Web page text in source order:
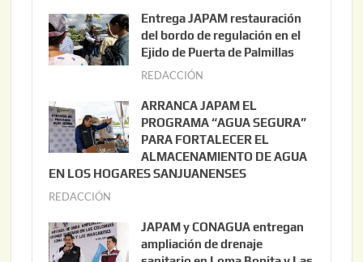
o
s
t
3
,
2
0
Entrega JAPAM restauración
del bordo de regulación en el
Ejido de Puerta de Palmillas
REDACCIÓN
i
o
2
2
0
ARRANCA JAPAM EL
PROGRAMA “AGUA SEGURA”
PARA FORTALECER EL
ALMACENAMIENTO DE AGUA
EN LOS HOGARES SANJUANENSES
REDACCIÓN
l
i
JAPAM y CONAGUA entregan
ampliación de drenaje